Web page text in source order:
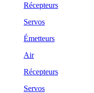
Récepteurs
Servos
Émetteurs
Air
Récepteurs
Servos